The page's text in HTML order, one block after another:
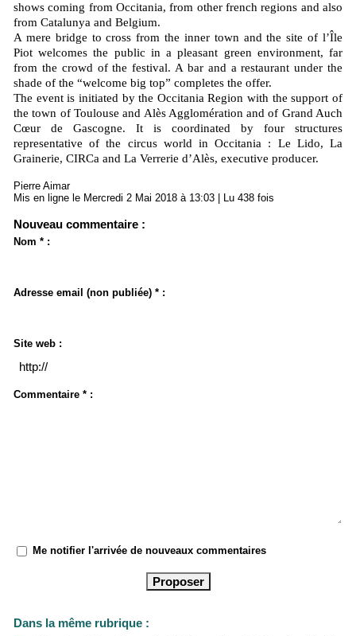
shows coming from Occitania, from other french regions and also
from Catalunya and Belgium.
A mere bridge to cross from the inner town and the site of l’Île
Piot welcomes the public in a pleasant green environment, far
from the crowd of the festival. A bar and a restaurant under the
shade of the “welcome big top” completes the offer.
The event is initiated by the Occitania Region with the support of
the town of Toulouse and Alès Agglomération and of Grand Auch
Cœur de Gascogne. It is coordinated by four structures
representative of the circus world in Occitania : Le Lido, La
Grainerie, CIRCa and La Verrerie d’Alès, executive producer.
Pierre Aimar
Mis en ligne le Mercredi 2 Mai 2018 à 13:03 | Lu 438 fois
Nouveau commentaire :
Nom * :
Adresse email (non publiée) * :
Site web :
Commentaire * :
Me notifier l'arrivée de nouveaux commentaires
Dans la même rubrique :